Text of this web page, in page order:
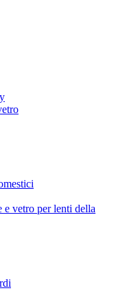
e vetro per lenti della